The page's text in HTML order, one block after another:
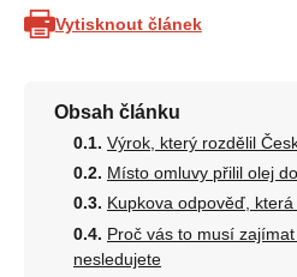
Vytisknout článek
Obsah článku
Výrok, který rozdělil
Místo omluvy přilil olej
Kupkova odpověď,
Proč vás to musí
nesledujete